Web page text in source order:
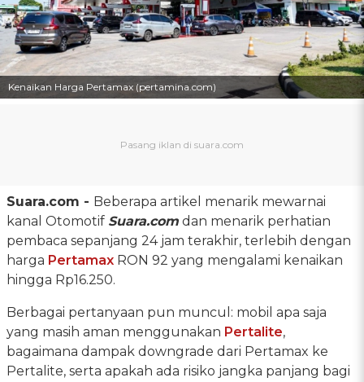
Kenaikan Harga Pertamax (pertamina.com)
Suara.com - Beberapa artikel menarik mewarnai
kanal Otomotif Suara.com dan menarik perhatian
pembaca sepanjang 24 jam terakhir, terlebih dengan
harga Pertamax RON 92 yang mengalami kenaikan
hingga Rp16.250.
Berbagai pertanyaan pun muncul: mobil apa saja
yang masih aman menggunakan Pertalite,
bagaimana dampak downgrade dari Pertamax ke
Pertalite, serta apakah ada risiko jangka panjang bagi